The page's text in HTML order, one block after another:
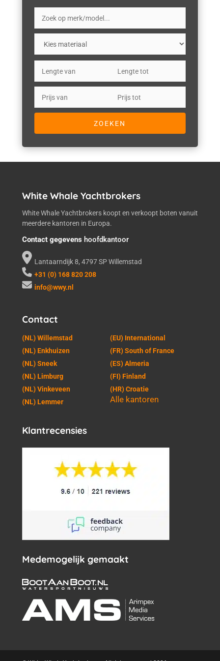
White Whale Yachtbrokers
White Whale Yachtbrokers koopt en verkoopt boten vanuit
meerdere kantoren in Europa.
Contact gegevens hoofdkantoor
Lantaarndijk 8, 4797 SP Willemstad
+31 (0) 168 820 208
info@wwy.nl
Contact
(NL) Willemstad
(NL) Enkhuizen
(NL) Sneek
(NL) Limburg
(NL) Vinkeveen
(NL) Lemmer
(EU) International
(FR) South of France
(ES) Almeria
(FI) Finland
(HR) Croatie
Alle kantoren
Klantrecensies
Medemogelijk gemaakt